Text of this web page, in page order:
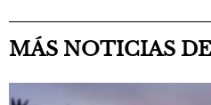
MÁS NOTICIAS